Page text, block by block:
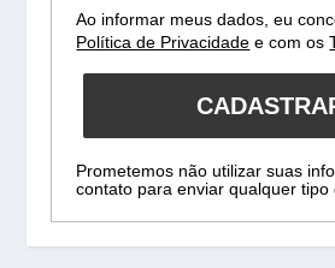
Ao informar meus dados, eu
Política de Privacidade e com os
Prometemos não utilizar suas
contato para enviar qualquer tipo